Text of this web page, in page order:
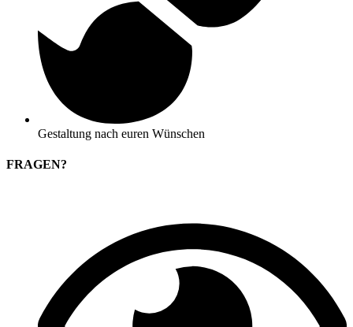
Gestaltung nach euren Wünschen
FRAGEN?